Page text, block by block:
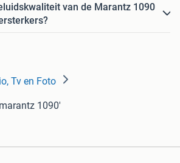
van de Marantz 1090
Tv en Foto
1090'